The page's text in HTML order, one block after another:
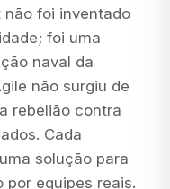
não foi inventado
foi uma
naval da
não surgiu de
rebelião contra
Cada
solução para
por equipes reais.